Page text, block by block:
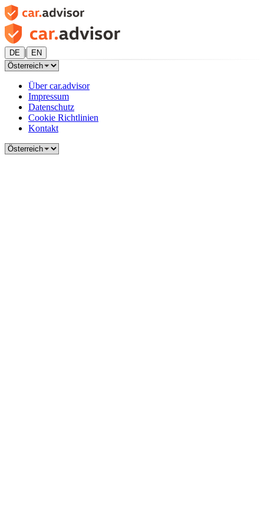
DE | EN
Über car.advisor
Impressum
Datenschutz
Cookie Richtlinien
Kontakt